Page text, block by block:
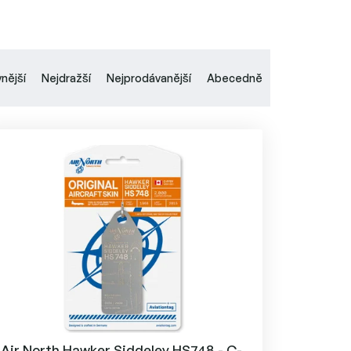
Nejdražší Nejprodávanější Abecedně